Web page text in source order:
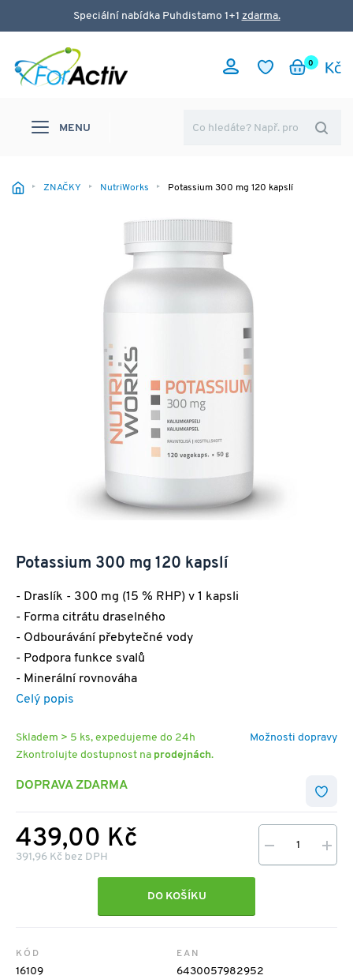
Speciální nabídka Puhdistamo 1+1 zdarma.
0
MENU
ZNAČKY NutriWorks Potassium 300 mg 120 kapslí
Potassium 300 mg 120 kapslí
- Draslík - 300 mg (15 % RHP) v 1 kapsli
- Forma citrátu draselného
- Odbourávání přebytečné vody
- Podpora funkce svalů
- Minerální rovnováha
Celý popis
Možnosti dopravy
Skladem > 5 ks, expedujeme do 24h
Zkontrolujte dostupnost na prodejnách.
DOPRAVA ZDARMA
439,00 Kč
391,96 Kč bez DPH
DO KOŠÍKU
KÓD
16109
EAN
6430057982952